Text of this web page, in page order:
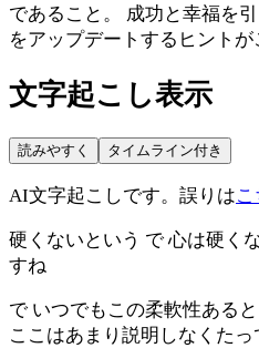
であること。 成功と幸福を
をアップデートするヒントが
文字起こし表示
読みやすく タイムライン付き
AI文字起こしです。誤りはこ
硬くないという で 心は硬く
すね
で いつでもこの柔軟性ある
ここはあまり説明しなくた